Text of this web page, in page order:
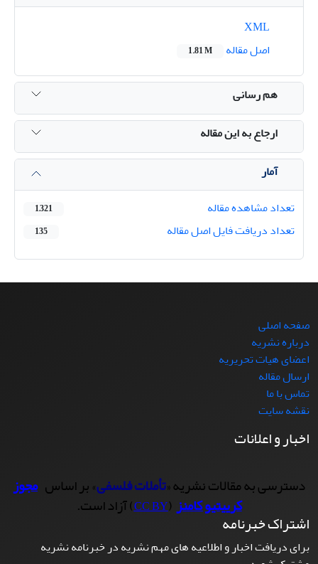
اصل مقاله
1.81 M
هم رسانی
ارجاع به این مقاله
آمار
تعداد مشاهده مقاله
1,321
تعداد دریافت فایل اصل مقاله 135
صفحه اصلی
درباره نشریه
اعضای هیات تحریریه
ارسال مقاله
تماس با ما
نقشه سایت
اخبار و اعلانات
دسترسی به مقالات نشریه «تأملات فلسفی» بر اساس مجوز
کرییتیو کامنز(
CC BY) آزاد است.
اشتراک خبرنامه
برای دریافت اخبار و اطلاعیه های مهم نشریه در خبرنامه نشریه